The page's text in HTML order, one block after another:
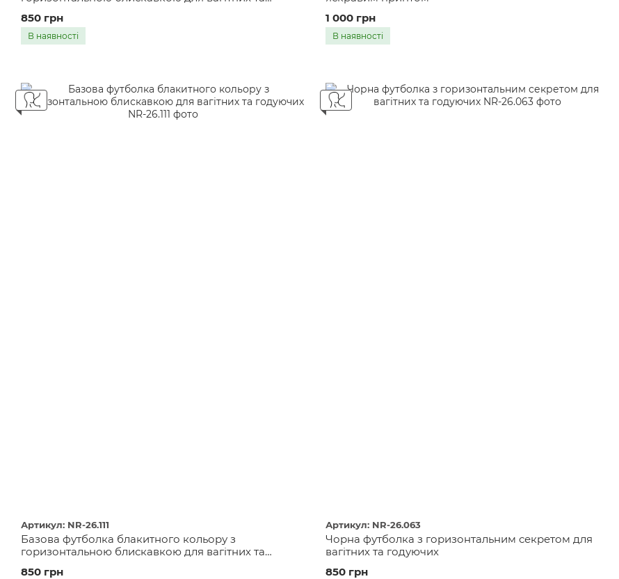
850 грн
В наявності
1 000 грн
В наявності
Артикул: NR-26.111
Базова футболка блакитного кольору з
горизонтальною блискавкою для вагітних та
850 грн
Артикул: NR-26.063
Чорна футболка з горизонтальним секретом для
вагітних та годуючих
850 грн